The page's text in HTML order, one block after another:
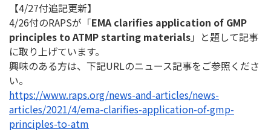
【4/27付追記更新】
4/26付のRAPSが「EMA clarifies application of GMP
principles to ATMP starting materials」と題して記事
に取り上げています。
興味のある方は、下記URLのニュース記事をご参照くださ
い。
https://www.raps.org/news-and-articles/news-
articles/2021/4/ema-clarifies-application-of-gmp-
principles-to-atm